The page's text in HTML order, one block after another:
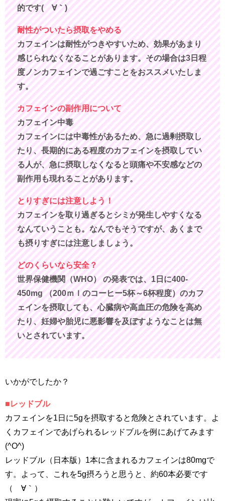
的です(´∀｀)
耐性がついたら摂取をやめる
カフェインは耐性がつきやすいため、効果があまり
感じられなくなることがあります。その場合は3日程
度ノンカフェインで過ごすことをおススメいたしま
す。
カフェインの副作用について
カフェイン中毒
カフェインには中毒性があるため、急に過剰摂取し
たり、長期的にある程度のカフェインを摂取してい
る人が、急に摂取しなくなると頭痛や不安感などの
副作用も現れることがあります。
とりすぎには注意しよう！
カフェインを取り過ぎるとシミが発生しやすくなる
なんていうことも。なんでもそうですが、あくまで
も摂りすぎには注意しましょう。
どのくらいなら安全？
世界保健機関（WHO） の発表では、1日に400-
450mg （200ｍｌのコーヒー5杯～6杯程度）のカフ
ェインを摂取しても、心臓病や高血圧の危険を高め
たり、妊婦や胎児に悪影響を及ぼすようなことは無
いとされています。
いかがでしたか？
■レッドブル
カフェインを1日に5gを摂取すると危険とされています。よ
くカフェインであげられるレッドブルを例にあげてみます
(^O^)
レッドブル（日本版）1本に含まれるカフェインは80mgで
す。よって、これを5g摂ろうと思うと、約60本必要です
（´∀｀）